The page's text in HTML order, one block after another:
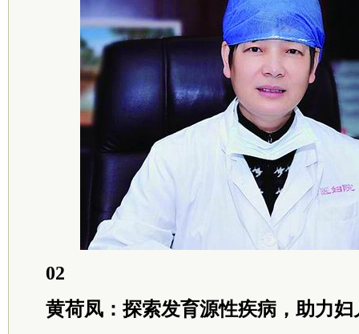
02
黄荷凤：探索发育源性疾病，助力妇